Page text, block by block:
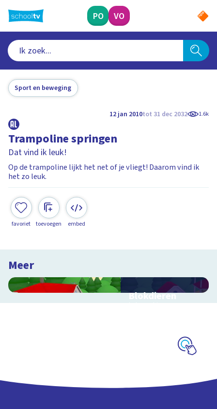
naar
hoofdinhoud
PO VO
Sport en beweging
12 jan 2010tot 31 dec 2032 1.6k
Trampoline springen
Dat vind ik leuk!
Op de trampoline lijkt het net of je vliegt! Daarom vind ik
het zo leuk.
favoriet toevoegen embed
Meer
Blokdieren
Interactieve